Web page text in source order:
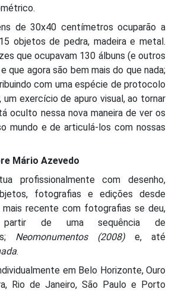
de 30x40 centímetros ocuparão a
objetos de pedra, madeira e metal.
que ocupavam 130 álbuns (e outros
que agora são bem mais do que nada;
com uma espécie de protocolo
um exercício de apuro visual, ao tornar
oculto nessa nova maneira de ver os
mundo e de articulá-los com nossas
Mário Azevedo
profissionalmente com desenho,
fotografias e edições desde
mais recente com fotografias se deu,
partir de uma sequência de
Neomonumentos (2008) e, até
.
em Belo Horizonte, Ouro
Rio de Janeiro, São Paulo e Porto